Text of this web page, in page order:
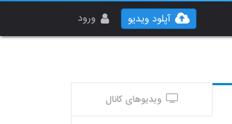
ورود آپلود ویدیو
ویدیوهای کانال